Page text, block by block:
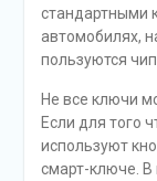
стандартными
автомобилях,
пользуются
Не все ключи
Если для того
используют
смарт-ключе. В